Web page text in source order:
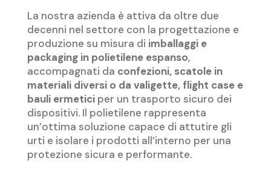
La nostra azienda è attiva da oltre due
decenni nel settore con la progettazione e
produzione su misura di imballaggi e
packaging in polietilene espanso,
accompagnati da confezioni, scatole in
materiali diversi o da valigette, flight case e
bauli ermeticiper un trasporto sicuro dei
dispositivi. Il polietilene rappresenta
un’ottima soluzione capace di attutire gli
urti e isolare i prodotti all’interno per una
protezione sicura e performante.